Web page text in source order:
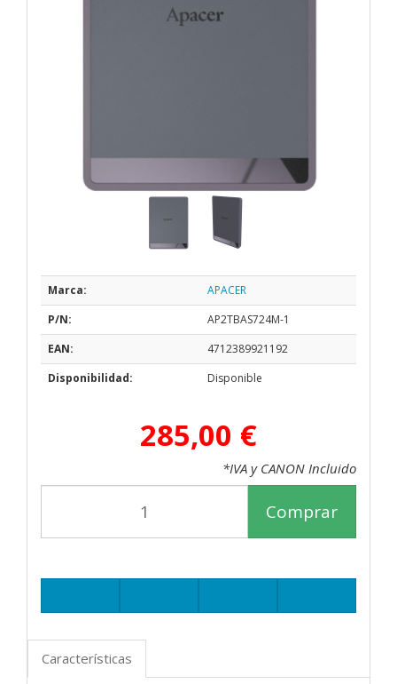
Marca:
APACER
P/N:
AP2TBAS724M-1
EAN:
4712389921192
Disponibilidad:
Disponible
285,00 €
*IVA y CANON Incluido
Comprar
Características